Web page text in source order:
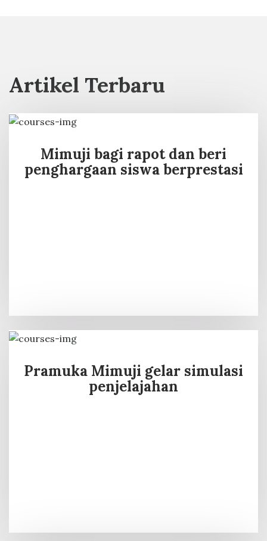
Artikel Terbaru
Mimuji bagi rapot dan beri
penghargaan siswa berprestasi
Pramuka Mimuji gelar simulasi
penjelajahan